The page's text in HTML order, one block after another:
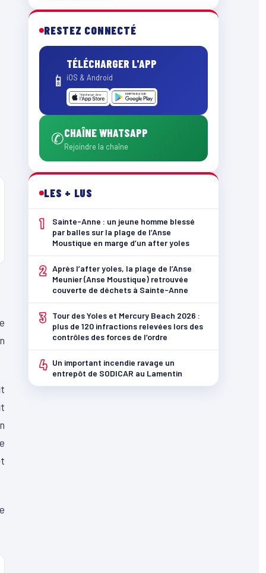
RESTEZ CONNECTÉ
📱
TÉLÉCHARGER L'APP
iOS & Android
✆CHAÎNE WHATSAPP
Rejoindre la chaîne
LES + LUS
1
Sainte-Anne : un jeune homme blessé
par balles sur la plage de l’Anse
Moustique en marge d’un after yoles
2 Après l’after yoles, la plage de l’Anse
Meunier (Anse Moustique) retrouvée
couverte de déchets à Sainte-Anne
3
Tour des Yoles et Mercury Beach 2026 :
plus de 120 infractions relevées lors des
contrôles des forces de l’ordre
4 Un important incendie ravage un
entrepôt de SODICAR au Lamentin